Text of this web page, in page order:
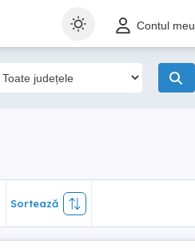
Contul meu
Sortează